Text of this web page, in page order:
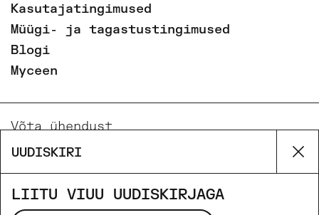
Kasutajatingimused
Müügi- ja tagastustingimused
Blogi
Myceen
Võta ühendust
Email
Phone
Facebook
UUDISKIRI
LIITU VIUU UUDISKIRJAGA